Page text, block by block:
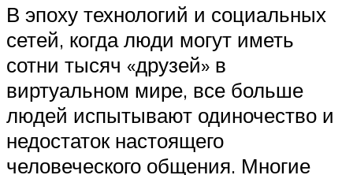
В эпоху технологий и социальных
сетей, когда люди могут иметь
сотни тысяч «друзей» в
виртуальном мире, все больше
людей испытывают одиночество и
недостаток настоящего
человеческого общения. Многие